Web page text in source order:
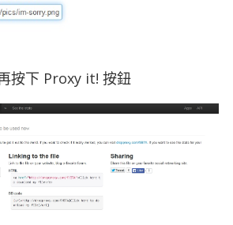
按下 Proxy it! 按鈕